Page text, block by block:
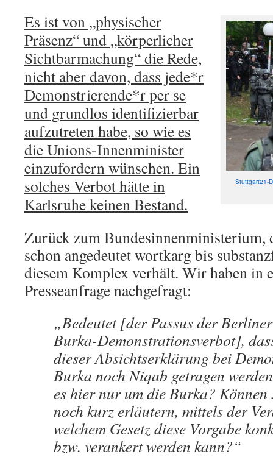
Stuttgart21-
Es ist von „physischer
Präsenz“ und „körperlicher
Sichtbarmachung“ die Rede,
nicht aber davon, dass jede*r
Demonstrierende*r per se
und grundlos identifizierbar
aufzutreten habe, so wie es
die Unions-Innenminister
einzufordern wünschen. Ein
solches Verbot hätte in
Karlsruhe keinen Bestand.
Zurück zum Bundesinnenministerium,
schon angedeutet wortkarg bis
diesem Komplex verhält. Wir haben in
Presseanfrage nachgefragt:
„Bedeutet [der Passus der
Burka-Demonstrationsverbot],
dieser Absichtserklärung bei
Burka noch Niqab getragen
es hier nur um die Burka? Können
noch kurz erläutern, mittels der
welchem Gesetz diese Vorgabe
bzw. verankert werden kann?“